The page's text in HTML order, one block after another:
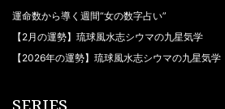
運命数から導く週間“女の数字占い”
【2月の運勢】琉球風水志シウマの九星気学
【2026年の運勢】琉球風水志シウマの九星気学